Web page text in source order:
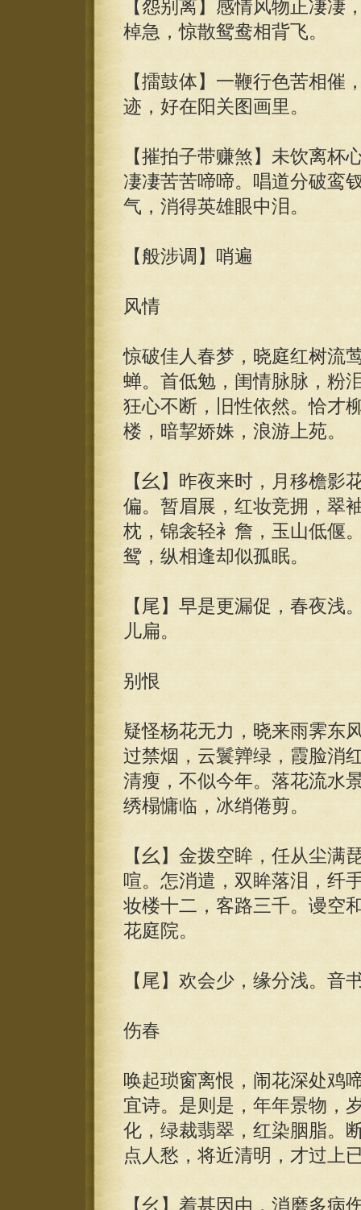
【怨别离】感情风物正凄凄
棹急，惊散鸳鸯相背飞。
【擂鼓体】一鞭行色苦相催
迹，好在阳关图画里。
【摧拍子带赚煞】未饮离杯
凄凄苦苦啼啼。唱道分破鸾
气，消得英雄眼中泪。
【般涉调】哨遍
风情
惊破佳人春梦，晓庭红树流
蝉。首低勉，闺情脉脉，粉
狂心不断，旧性依然。恰才
楼，暗挈娇姝，浪游上苑。
【幺】昨夜来时，月移檐影
偏。暂眉展，红妆竞拥，翠
枕，锦衾轻衤詹，玉山低偃
鸳，纵相逢却似孤眠。
【尾】早是更漏促，春夜浅
儿扁。
别恨
疑怪杨花无力，晓来雨霁东
过禁烟，云鬟亸绿，霞脸消
清瘦，不似今年。落花流水
绣榻慵临，冰绡倦剪。
【幺】金拨空眸，任从尘满
喧。怎消遣，双眸落泪，纤
妆楼十二，客路三千。谩空
花庭院。
【尾】欢会少，缘分浅。音
伤春
唤起琐窗离恨，闹花深处鸡
宜诗。是则是，年年景物，
化，绿裁翡翠，红染胭脂。
点人愁，将近清明，才过上
【幺】着甚因由，消磨多病